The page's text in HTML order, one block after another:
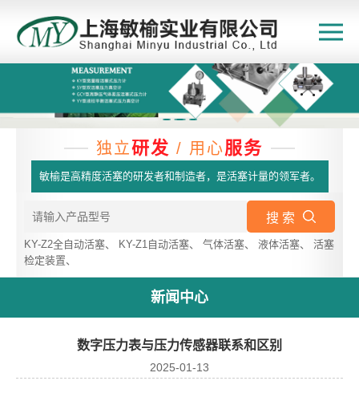
独立研发 / 用心服务
敏榆是高精度活塞的研发者和制造者，是活塞计量的领军者。
搜 索
KY-Z2全自动活塞、 KY-Z1自动活塞、 气体活塞、 液体活塞、 活塞
检定装置、
新闻中心
数字压力表与压力传感器联系和区别
2025-01-13